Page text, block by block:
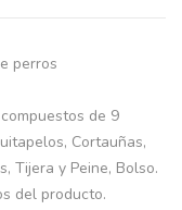
perros
de 9
Cortauñas,
Tijera y Peine, Bolso.
del producto.